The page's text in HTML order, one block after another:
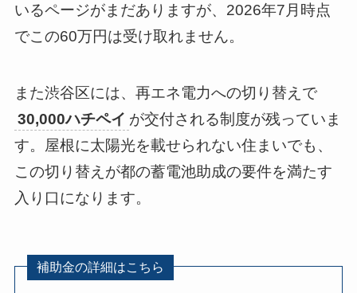
いるページがまだありますが、2026年7月時点
でこの60万円は受け取れません。
また渋谷区には、再エネ電力への切り替えで
30,000ハチペイ が交付される制度が残っていま
す。屋根に太陽光を載せられない住まいでも、
この切り替えが都の蓄電池助成の要件を満たす
入り口になります。
補助金の詳細はこちら